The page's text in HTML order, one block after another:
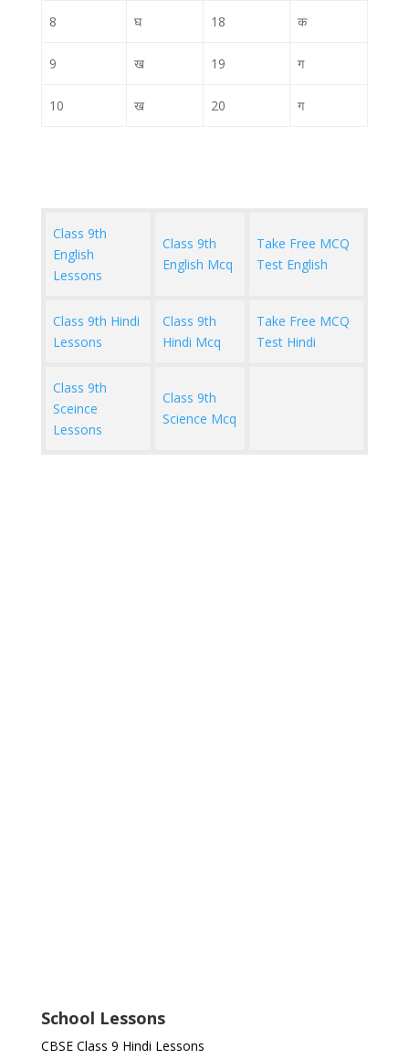
8 घ 18 क
9 ख 19 ग
10 ख 20 ग
Class 9th
English
Lessons
Class 9th
English Mcq
Take Free MCQ
Test English
Class 9th Hindi
Lessons
Class 9th
Hindi Mcq
Take Free MCQ
Test Hindi
Class 9th
Sceince
Lessons
Class 9th
Science Mcq
School Lessons
CBSE Class 9 Hindi Lessons